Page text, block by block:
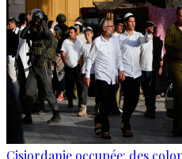
Cisjordanie occupée: des